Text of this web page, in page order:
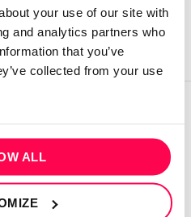
your use of our site with
and analytics partners who
that you’ve
collected from your use
ALL